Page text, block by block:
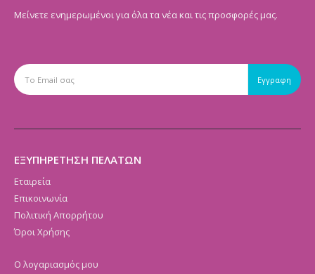
Μείνετε ενημερωμένοι για όλα τα νέα και τις προσφορές μας.
ΕΞΥΠΗΡΕΤΗΣΗ ΠΕΛΑΤΩΝ
Εταιρεία
Επικοινωνία
Πολιτική Απορρήτου
Όροι Χρήσης
Ο λογαριασμός μου